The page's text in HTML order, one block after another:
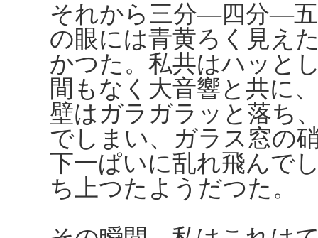
それから三分―四分―
の眼には青黄ろく見え
かつた。私共はハッと
間もなく大音響と共に
壁はガラガラッと落ち
でしまい、ガラス窓の
下一ぱいに乱れ飛んで
ち上つたようだつた。